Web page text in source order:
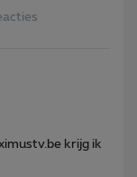
krijg ik